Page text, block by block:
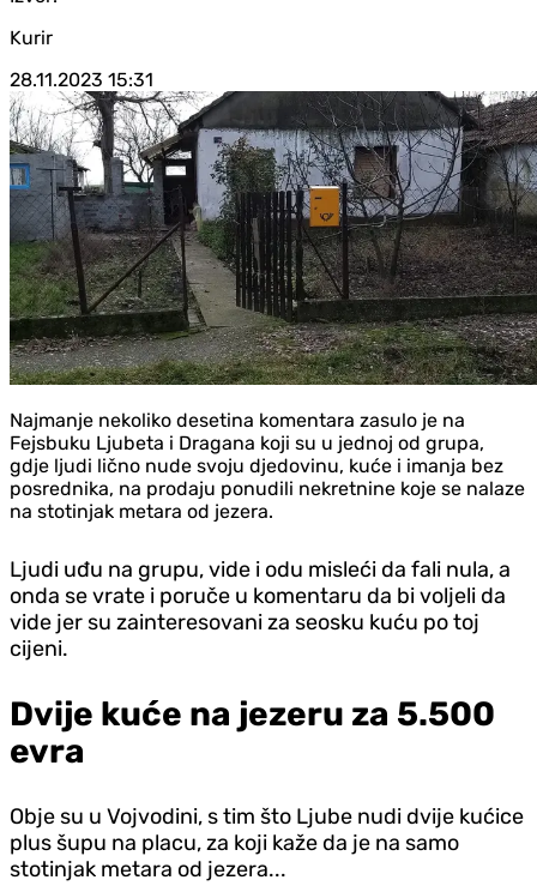
Kurir
28.11.2023 15:31
Najmanje nekoliko desetina komentara zasulo je na
Fejsbuku Ljubeta i Dragana koji su u jednoj od grupa,
gdje ljudi lično nude svoju djedovinu, kuće i imanja bez
posrednika, na prodaju ponudili nekretnine koje se nalaze
na stotinjak metara od jezera.
Ljudi uđu na grupu, vide i odu misleći da fali nula, a
onda se vrate i poruče u komentaru da bi voljeli da
vide jer su zainteresovani za seosku kuću po toj
cijeni.
Dvije kuće na jezeru za 5.500
evra
Obje su u Vojvodini, s tim što Ljube nudi dvije kućice
plus šupu na placu, za koji kaže da je na samo
stotinjak metara od jezera...